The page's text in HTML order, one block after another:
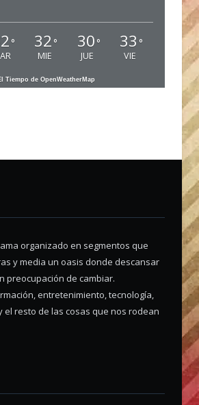
° 32 °
MIE
30 °
JUE
33 °
VIE
Tiempo de OpenWeatherMap
organizado en segmentos que
y media un oasis donde descansar
preocupación de cambiar.
entretenimiento, tecnología,
el resto de las cosas que nos rodean